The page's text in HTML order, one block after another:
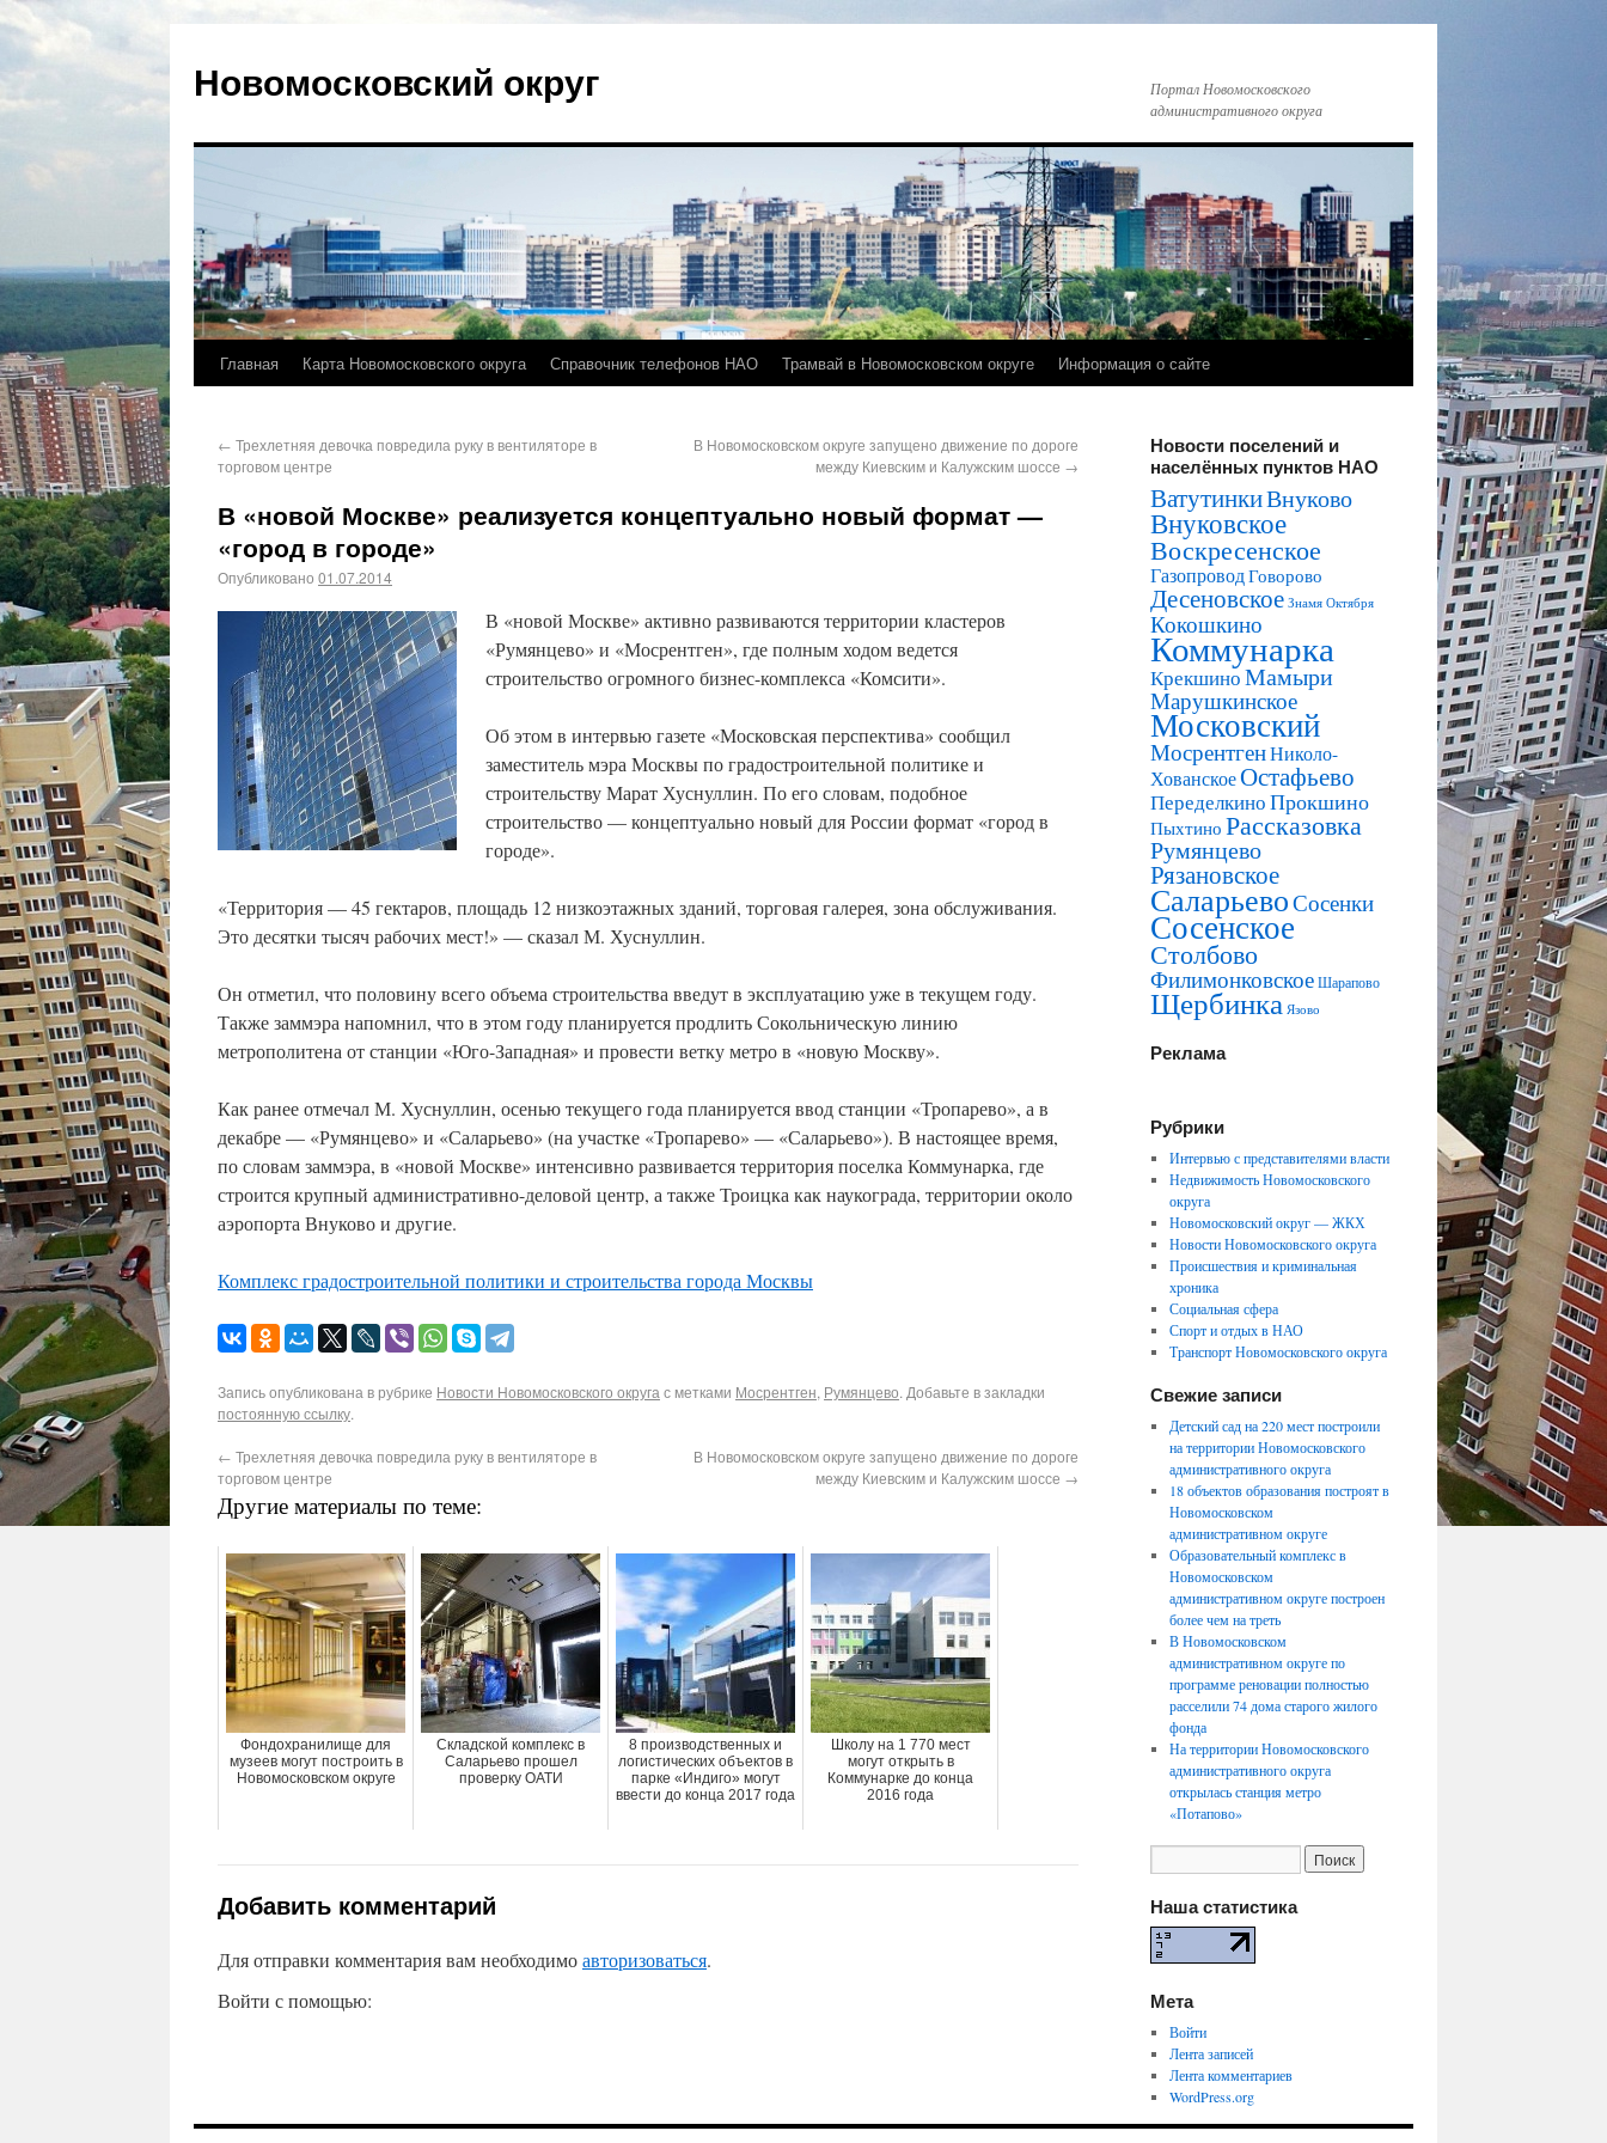
Новомосковский округ
Портал Новомосковского
административного округа
Главная Карта Новомосковского округа Справочник телефонов НАО Трамвай в Новомосковском округе Информация о сайте
← Трехлетняя девочка повредила руку в вентиляторе в
торговом центре
В Новомосковском округе запущено движение по дороге
между Киевским и Калужским шоссе →
В «новой Москве» реализуется концептуально новый формат —
«город в городе»
Опубликовано 01.07.2014
В «новой Москве» активно развиваются территории кластеров
«Румянцево» и «Мосрентген», где полным ходом ведется
строительство огромного бизнес-комплекса «Комсити».
Об этом в интервью газете «Московская перспектива» сообщил
заместитель мэра Москвы по градостроительной политике и
строительству Марат Хуснуллин. По его словам, подобное
строительство — концептуально новый для России формат «город в
городе».
«Территория — 45 гектаров, площадь 12 низкоэтажных зданий, торговая галерея, зона обслуживания.
Это десятки тысяч рабочих мест!» — сказал М. Хуснуллин.
Он отметил, что половину всего объема строительства введут в эксплуатацию уже в текущем году.
Также заммэра напомнил, что в этом году планируется продлить Сокольническую линию
метрополитена от станции «Юго-Западная» и провести ветку метро в «новую Москву».
Как ранее отмечал М. Хуснуллин, осенью текущего года планируется ввод станции «Тропарево», а в
декабре — «Румянцево» и «Саларьево» (на участке «Тропарево» — «Саларьево»). В настоящее время,
по словам заммэра, в «новой Москве» интенсивно развивается территория поселка Коммунарка, где
строится крупный административно-деловой центр, а также Троицка как наукограда, территории около
аэропорта Внуково и другие.
Комплекс градостроительной политики и строительства города Москвы
Запись опубликована в рубрике Новости Новомосковского округа с метками Мосрентген, Румянцево. Добавьте в закладки
постоянную ссылку.
← Трехлетняя девочка повредила руку в вентиляторе в
торговом центре
В Новомосковском округе запущено движение по дороге
между Киевским и Калужским шоссе →
Другие материалы по теме:
Фондохранилище для
музеев могут построить в
Новомосковском округе
Складской комплекс в
Саларьево прошел
проверку ОАТИ
8 производственных и
логистических объектов в
парке «Индиго» могут
ввести до конца 2017 года
Школу на 1 770 мест
могут открыть в
Коммунарке до конца
2016 года
Добавить комментарий
Для отправки комментария вам необходимоавторизоваться.
Войти с помощью:
Новости поселений и
населённых пунктов НАО
ВатутинкиВнуково
Внуковское
Воскресенское
ГазопроводГоворово
Десеновское Знамя Октября
Кокошкино
Коммунарка
КрекшиноМамыри
Марушкинское
Московский
МосрентгенНиколо-
ХованскоеОстафьево
ПеределкиноПрокшино
Пыхтино Рассказовка
Румянцево
Рязановское
СаларьевоСосенки
Сосенское
Столбово
ФилимонковскоеШарапово
Щербинка Язово
Реклама
Рубрики
Интервью с представителями власти
Недвижимость Новомосковского
округа
Новомосковский округ — ЖКХ
Новости Новомосковского округа
Происшествия и криминальная
хроника
Социальная сфера
Спорт и отдых в НАО
Транспорт Новомосковского округа
Свежие записи
Детский сад на 220 мест построили
на территории Новомосковского
административного округа
18 объектов образования построят в
Новомосковском
административном округе
Образовательный комплекс в
Новомосковском
административном округе построен
более чем на треть
В Новомосковском
административном округе по
программе реновации полностью
расселили 74 дома старого жилого
фонда
На территории Новомосковского
административного округа
открылась станция метро
«Потапово»
Наша статистика
Мета
Войти
Лента записей
Лента комментариев
WordPress.org